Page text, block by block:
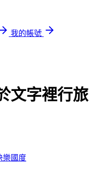
我的帳號
文字裡行旅
樂國度